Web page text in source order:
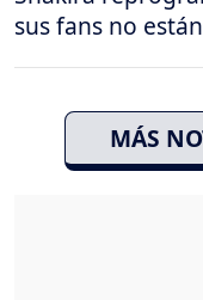
sus fans no
MÁS